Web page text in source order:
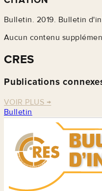
Bulletin. 2019. Bulletin
Aucun contenu
CRES
Publications
VOIR PLUS →
Bulletin